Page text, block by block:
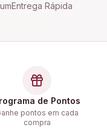
Entrega Rápida
de Pontos
pontos em cada
compra